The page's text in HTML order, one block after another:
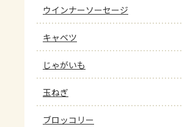
ウインナーソーセージ
キャベツ
じゃがいも
玉ねぎ
ブロッコリー